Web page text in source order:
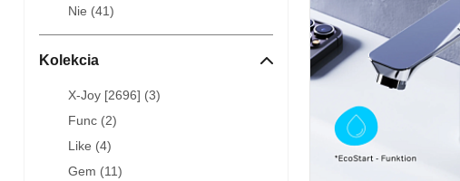
Nie (41)
Kolekcia
X-Joy [2696] (3)
Func (2)
Like (4)
Gem (11)